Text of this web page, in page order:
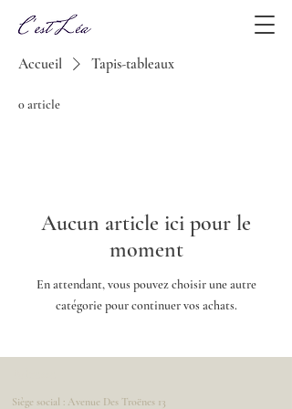
Accueil Tapis-tableaux
0 article
Aucun article ici pour le
moment
En attendant, vous pouvez choisir une autre
catégorie pour continuer vos achats.
Siège social : Avenue Des Troënes 13